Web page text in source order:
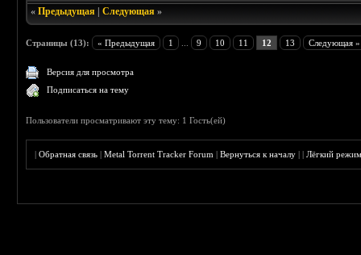
«Предыдущая |Следующая »
Страницы (13): « Предыдущая 1 9 10 11 12 13 Следующая »
Версия для просмотра
Подписаться на тему
Пользователи просматривают эту тему: 1 Гость(ей)
|Обратная связь |Metal Torrent Tracker Forum |Вернуться к началу ||Лёгкий